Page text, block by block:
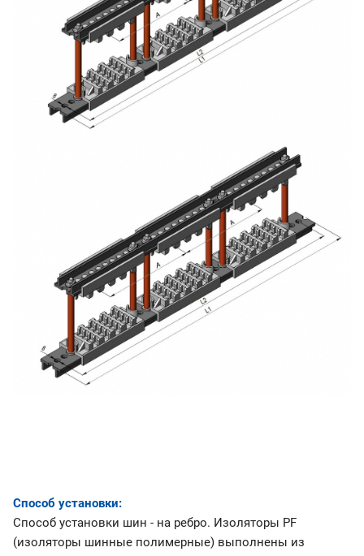
Способ установки:
Способ установки шин - на ребро. Изоляторы PF
(изоляторы шинные полимерные) выполнены из